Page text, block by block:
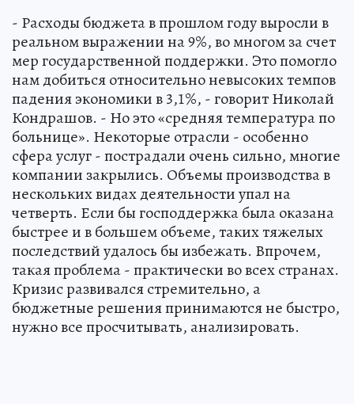
- Расходы бюджета в прошлом году выросли в
реальном выражении на 9%, во многом за счет
мер государственной поддержки. Это помогло
нам добиться относительно невысоких темпов
падения экономики в 3,1%, - говорит Николай
Кондрашов. - Но это «средняя температура по
больнице». Некоторые отрасли - особенно
сфера услуг - пострадали очень сильно, многие
компании закрылись. Объемы производства в
нескольких видах деятельности упал на
четверть. Если бы господдержка была оказана
быстрее и в большем объеме, таких тяжелых
последствий удалось бы избежать. Впрочем,
такая проблема - практически во всех странах.
Кризис развивался стремительно, а
бюджетные решения принимаются не быстро,
нужно все просчитывать, анализировать.